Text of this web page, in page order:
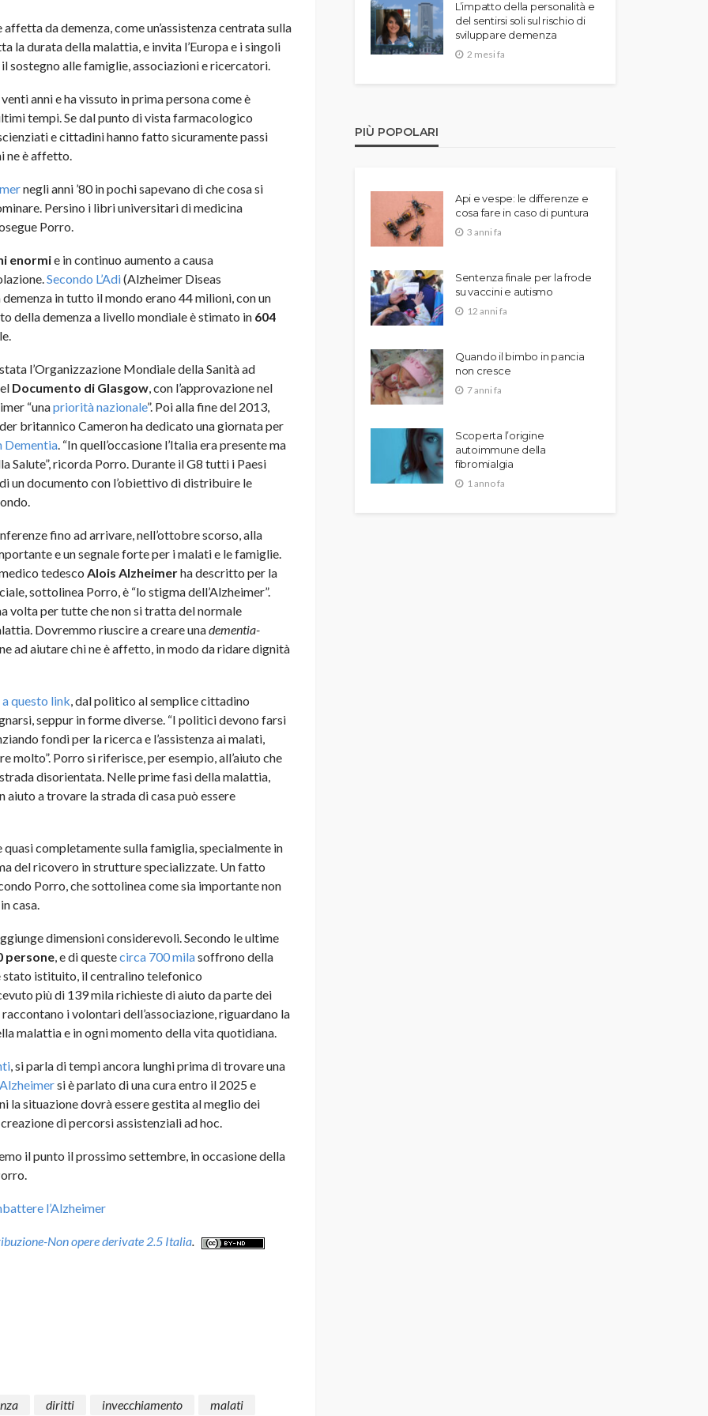
da demenza, come un’assistenza centrata sulla
la durata della malattia, e invita l’Europa e i singoli
sostegno alle famiglie, associazioni e ricercatori.
anni e ha vissuto in prima persona come è
tempi. Se dal punto di vista farmacologico
e cittadini hanno fatto sicuramente passi
ne è affetto.
negli anni ’80 in pochi sapevano di che cosa si
Persino i libri universitari di medicina
Porro.
enormie in continuo aumento a causa
Secondo L’Adi(Alzheimer Diseas
in tutto il mondo erano 44 milioni, con un
della demenza a livello mondiale è stimato in 604
l’Organizzazione Mondiale della Sanità ad
Documento di Glasgow, con l’approvazione nel
“unapriorità nazionale”. Poi alla fine del 2013,
britannico Cameron ha dedicato una giornata per
Dementia. “In quell’occasione l’Italia era presente ma
Salute”, ricorda Porro. Durante il G8 tutti i Paesi
un documento con l’obiettivo di distribuire le
fino ad arrivare, nell’ottobre scorso, alla
e un segnale forte per i malati e le famiglie.
tedesco Alois Alzheimerha descritto per la
sottolinea Porro, è “lo stigma dell’Alzheimer”.
volta per tutte che non si tratta del normale
Dovremmo riuscire a creare unadementia-
ad aiutare chi ne è affetto, in modo da ridare dignità
a questo link, dal politico al semplice cittadino
seppur in forme diverse. “I politici devono farsi
fondi per la ricerca e l’assistenza ai malati,
molto”. Porro si riferisce, per esempio, all’aiuto che
disorientata. Nelle prime fasi della malattia,
aiuto a trovare la strada di casa può essere
completamente sulla famiglia, specialmente in
del ricovero in strutture specializzate. Un fatto
Porro, che sottolinea come sia importante non
casa.
dimensioni considerevoli. Secondo le ultime
persone, e di questecirca 700 milasoffrono della
stato istituito, il centralino telefonico
più di 139 mila richieste di aiuto da parte dei
i volontari dell’associazione, riguardano la
malattia e in ogni momento della vita quotidiana.
, si parla di tempi ancora lunghi prima di trovare una
si è parlato di una cura entro il 2025 e
la situazione dovrà essere gestita al meglio dei
di percorsi assistenziali ad hoc.
il punto il prossimo settembre, in occasione della
l’Alzheimer
Non opere derivate 2.5 Italia.
diritti invecchiamento malati
L’impatto della personalità e
del sentirsi soli sul rischio di
sviluppare demenza
2 mesi fa
PIÙ POPOLARI
Api e vespe: le differenze e
cosa fare in caso di puntura
3 anni fa
Sentenza finale per la frode
su vaccini e autismo
12 anni fa
Quando il bimbo in pancia
non cresce
7 anni fa
Scoperta l’origine
autoimmune della
fibromialgia
1 anno fa